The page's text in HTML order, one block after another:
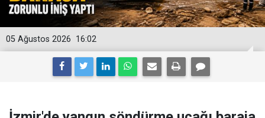
16:02
05 Ağustos 2026